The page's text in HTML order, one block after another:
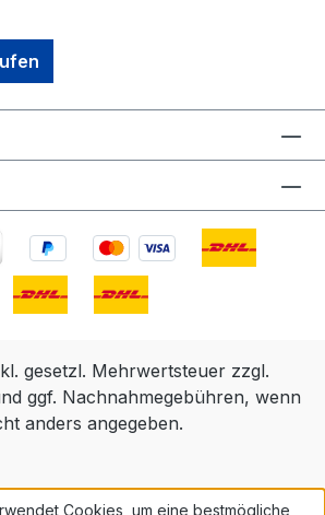
gesetzl. Mehrwertsteuer zzgl.
ggf. Nachnahmegebühren, wenn
anders angegeben.
Cookies, um eine bestmögliche